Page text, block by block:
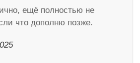
ещё полностью не
что дополню позже.